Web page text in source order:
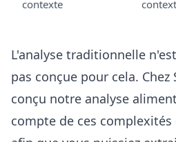
contexte
L'analyse traditionnelle
pas conçue pour cela. Chez
conçu notre analyse
compte de ces